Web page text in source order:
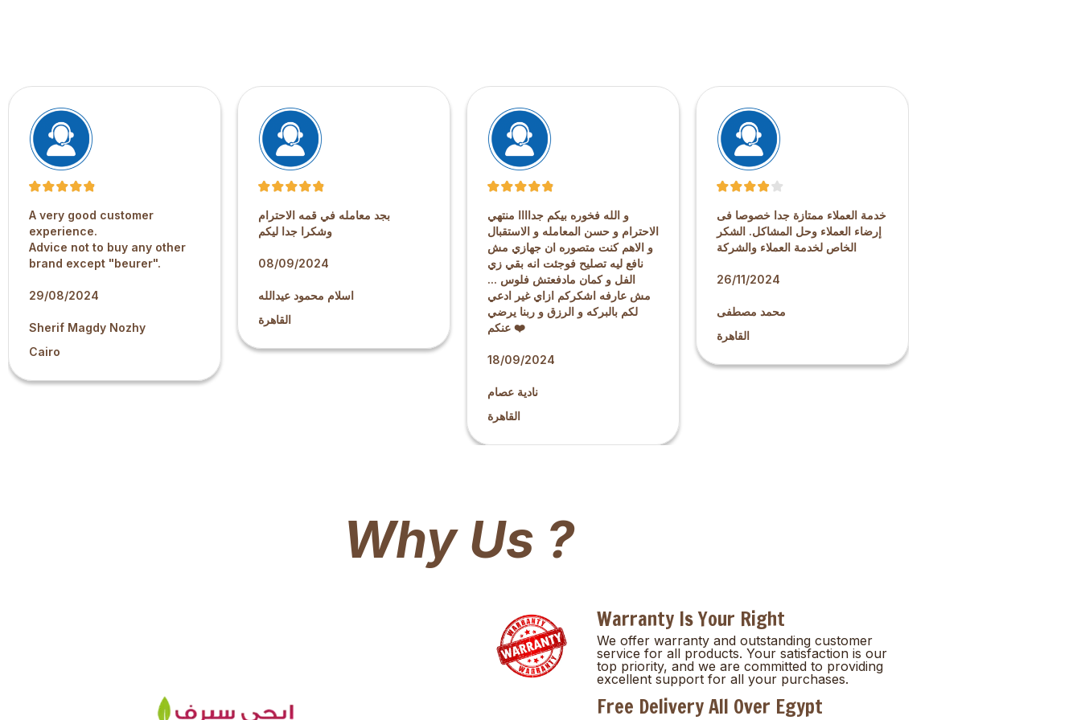
A very good customer
experience.
Advice not to buy any other
brand except "beurer".
29/08/2024
Sherif Magdy Nozhy
Cairo
بجد معامله في قمه الاحترام
وشكرا جدا ليكم
08/09/2024
اسلام محمود عيدالله
القاهرة
و الله فخوره بيكم جداااا منتهي
الاحترام و حسن المعامله و الاستقبال
و الاهم كنت متصوره ان جهازي مش
نافع ليه تصليح فوجئت انه بقي زي
الفل و كمان مادفعتش فلوس ...
مش عارفه اشكركم ازاي غير ادعي
لكم بالبركه و الرزق و ربنا يرضي
عنكم ❤️
18/09/2024
نادية عصام
القاهرة
خدمة العملاء ممتازة جدا خصوصا فى
إرضاء العملاء وحل المشاكل. الشكر
الخاص لخدمة العملاء والشركة
26/11/2024
محمد مصطفى
القاهرة
Why Us ?
Warranty Is Your Right
We offer warranty and outstanding customer
service for all products. Your satisfaction is our
top priority, and we are committed to providing
excellent support for all your purchases.
Free Delivery All Over Egypt